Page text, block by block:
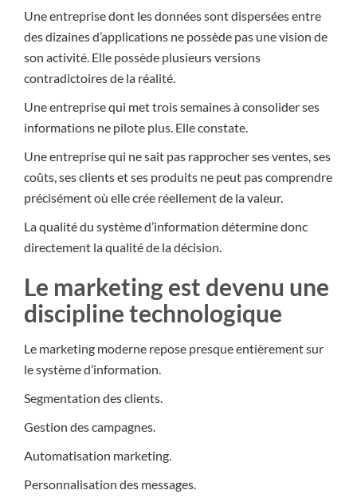
Une entreprise dont les données sont dispersées entre
des dizaines d’applications ne possède pas une vision de
son activité. Elle possède plusieurs versions
contradictoires de la réalité.
Une entreprise qui met trois semaines à consolider ses
informations ne pilote plus. Elle constate.
Une entreprise qui ne sait pas rapprocher ses ventes, ses
coûts, ses clients et ses produits ne peut pas comprendre
précisément où elle crée réellement de la valeur.
La qualité du système d’information détermine donc
directement la qualité de la décision.
Le marketing est devenu une
discipline technologique
Le marketing moderne repose presque entièrement sur
le système d’information.
Segmentation des clients.
Gestion des campagnes.
Automatisation marketing.
Personnalisation des messages.